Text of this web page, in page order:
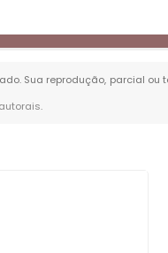
Sua reprodução, parcial
.